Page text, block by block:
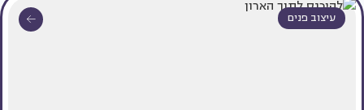
עיצוב פנים